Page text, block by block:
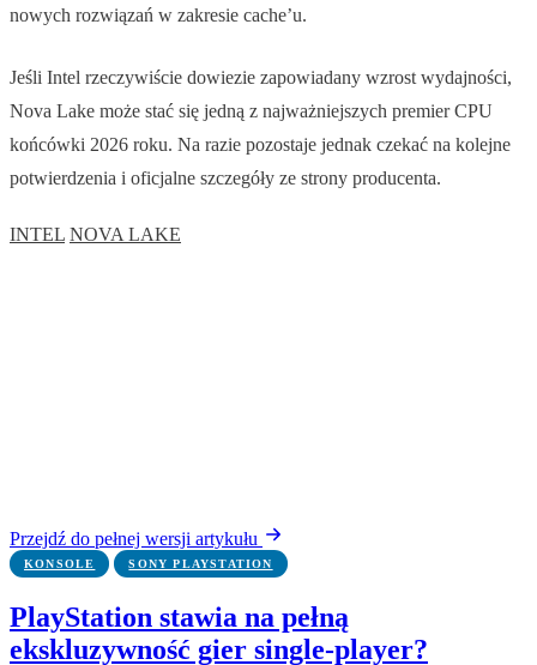
nowych rozwiązań w zakresie cache’u.
Jeśli Intel rzeczywiście dowiezie zapowiadany wzrost wydajności,
Nova Lake może stać się jedną z najważniejszych premier CPU
końcówki 2026 roku. Na razie pozostaje jednak czekać na kolejne
potwierdzenia i oficjalne szczegóły ze strony producenta.
INTEL NOVA LAKE
Przejdź do pełnej wersji artykułu
KONSOLE SONY PLAYSTATION
PlayStation stawia na pełną
ekskluzywność gier single-player?